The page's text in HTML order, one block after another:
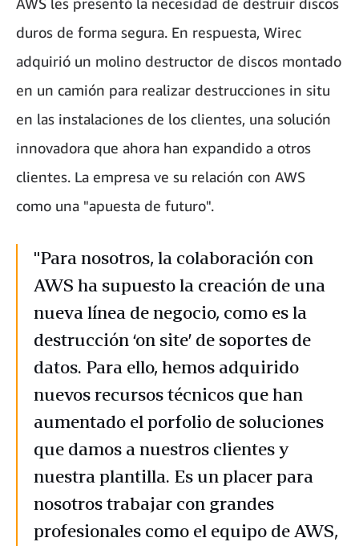
duros de forma segura. En respuesta, Wirec
adquirió un molino destructor de discos montado
en un camión para realizar destrucciones in situ
en las instalaciones de los clientes, una solución
innovadora que ahora han expandido a otros
clientes. La empresa ve su relación con AWS
como una "apuesta de futuro".
"Para nosotros, la colaboración con
AWS ha supuesto la creación de una
nueva línea de negocio, como es la
destrucción ‘on site’ de soportes de
datos. Para ello, hemos adquirido
nuevos recursos técnicos que han
aumentado el porfolio de soluciones
que damos a nuestros clientes y
nuestra plantilla. Es un placer para
nosotros trabajar con grandes
profesionales como el equipo de AWS,